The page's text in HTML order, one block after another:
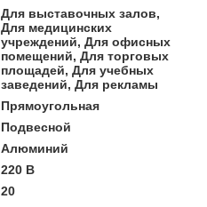
Для выставочных залов,
Для медицинских
учреждений, Для офисных
помещений, Для торговых
площадей, Для учебных
заведений, Для рекламы
Прямоугольная
Подвесной
Алюминий
220 В
20